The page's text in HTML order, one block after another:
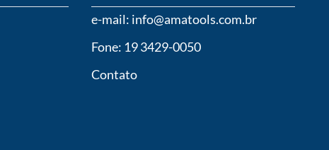
e-mail: info@amatools.com.br
Fone: 19 3429-0050
Contato